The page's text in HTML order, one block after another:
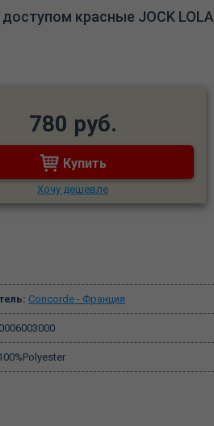
красные JOCK LOLA
780 руб.
Купить
Хочу дешевле
Concorde - Франция